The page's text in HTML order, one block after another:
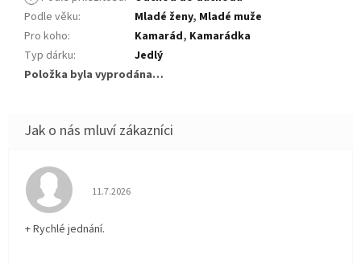
Podle věku: Mladé ženy, Mladé muže
Pro koho: Kamarád, Kamarádka
Typ dárku:
Jedlý
Položka byla vyprodána…
Hodnocení obchodu je 5 z 5 hvězdiček.
11.7.2026
+ Rychlé jednání.